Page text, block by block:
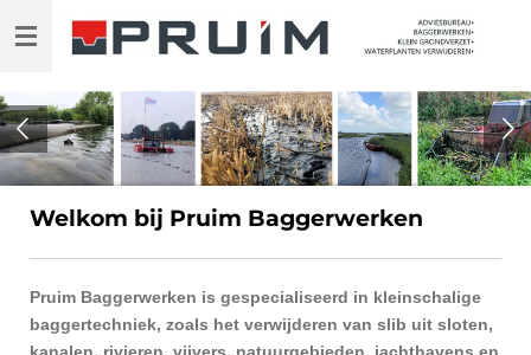
Ga
direct
de
hoofdinhoud
Welkom bij Pruim Baggerwerken
Pruim Baggerwerken is gespecialiseerd in kleinschalige
baggertechniek, zoals het verwijderen van slib uit sloten,